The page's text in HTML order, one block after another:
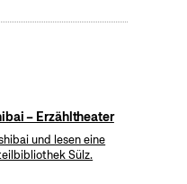
– Erzähltheater
und lesen eine
Sülz.